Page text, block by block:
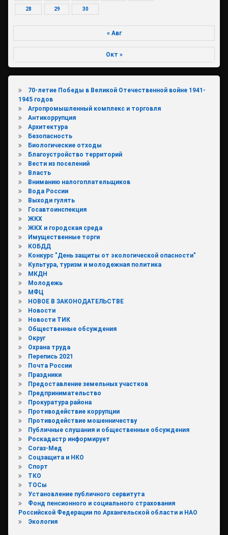
28 29 30
« Авг
Окт »
70-летие Победы в Великой Отечественной войне 1941-
1945 годов
Агропромышленный комплекс и торговля
Антикоррупция
Архитектура
Безопасность
Биологические отходы
Благоустройство территорий
Вести из поселений
Власть
Вниманию налогоплательщиков
Вода России
Выходи гулять
Госавтоинспекция
ЖКХ
ЖКХ и городская среда
Имущественные торги
КОБДД
Конкурс "День защиты от экологической опасности"
Культура, туризм и молодежная политика
МКДН
Молодежь
МФЦ
НОВОЕ В ЗАКОНОДАТЕЛЬСТВЕ
Новости
Новости ТИК
Общественные обсуждения
Округ
Охрана труда
Перепись 2021
Почта России
Праздники
Предоставление земельных участков
Предпринимательство
Прокуратура района
Противодействие коррупции
Противодействие мошенничеству
Публичные слушания и общественные обсуждения
Роскадастр информирует
Согаз-Мед
Соцзащита и НКО
Спорт
ТКО
ТОСы
Установление публичного сервитута
Фонд пенсионного и социального страхования
Российской Федерации по Архангельской области и НАО
Экология